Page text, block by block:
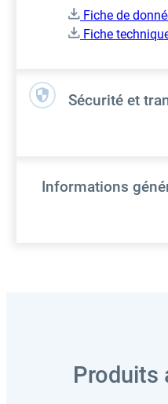
Fiche de
Fiche
Sécurité et
Informations
Produits